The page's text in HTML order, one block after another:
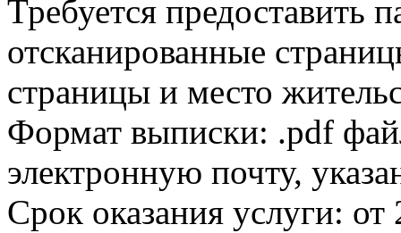
Требуется предоставить
отсканированные
страницы и место
Формат выписки: .pdf
электронную почту,
Срок оказания услуги: от